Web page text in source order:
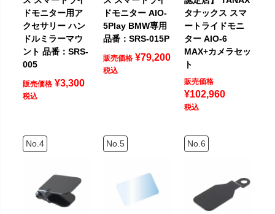
ドモニター用ア
クセサリー ハン
ドルミラーマウ
ント 品番：SRS-
005
販売価格 ¥3,300
税込
ドモニター AIO-
5Play BMW専用
品番：SRS-015P
販売価格 ¥79,200
税込
タナックス スマ
ートライドモニ
ター AIO-6
MAX+カメラセッ
ト
販売価格
¥102,960
税込